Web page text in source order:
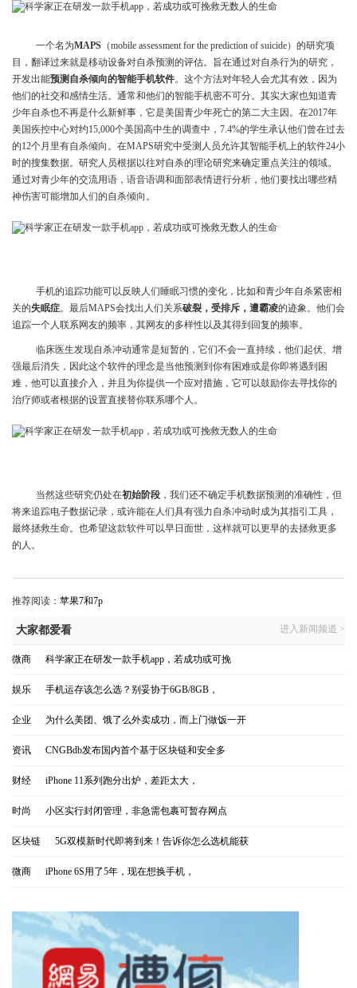
一个名为MAPS （mobile assessment for the prediction of suicide）的研究项
目，翻译过来就是移动设备对自杀预测的评估。旨在通过对自杀行为的研究，
开发出能预测自杀倾向的智能手机软件。这个方法对年轻人会尤其有效，因为
他们的社交和感情生活。通常和他们的智能手机密不可分。其实大家也知道青
少年自杀也不再是什么新鲜事，它是美国青少年死亡的第二大主因。在2017年
美国疾控中心对约15,000个美国高中生的调查中，7.4%的学生承认他们曾在过去
的12个月里有自杀倾向。在MAPS研究中受测人员允许其智能手机上的软件24小
时的搜集数据。研究人员根据以往对自杀的理论研究来确定重点关注的领域。
通过对青少年的交流用语，语音语调和面部表情进行分析，他们要找出哪些精
神伤害可能增加人们的自杀倾向。
手机的追踪功能可以反映人们睡眠习惯的变化，比如和青少年自杀紧密相
关的失眠症。最后MAPS会找出人们关系破裂，受排斥，遭霸凌的迹象。他们会
追踪一个人联系网友的频率，其网友的多样性以及其得到回复的频率。
临床医生发现自杀冲动通常是短暂的，它们不会一直持续，他们起伏、增
强最后消失，因此这个软件的理念是当他预测到你有困难或是你即将遇到困
难，他可以直接介入，并且为你提供一个应对措施，它可以鼓励你去寻找你的
治疗师或者根据的设置直接替你联系哪个人。
当然这些研究仍处在初始阶段 ，我们还不确定手机数据预测的准确性，但
将来追踪电子数据记录，或许能在人们具有强力自杀冲动时成为其指引工具，
最终拯救生命。也希望这款软件可以早日面世，这样就可以更早的去拯救更多
的人。
推荐阅读： 苹果7和7p
大家都爱看 进入新闻频道 >
微商 科学家正在研发一款手机app，若成功或可挽
娱乐 手机运存该怎么选？别妥协于6GB/8GB，
企业 为什么美团、饿了么外卖成功，而上门做饭一开
资讯 CNGBdb发布国内首个基于区块链和安全多
财经 iPhone 11系列跑分出炉，差距太大，
时尚 小区实行封闭管理，非急需包裹可暂存网点
区块链 5G双模新时代即将到来！告诉你怎么选机能获
微商 iPhone 6S用了5年，现在想换手机，